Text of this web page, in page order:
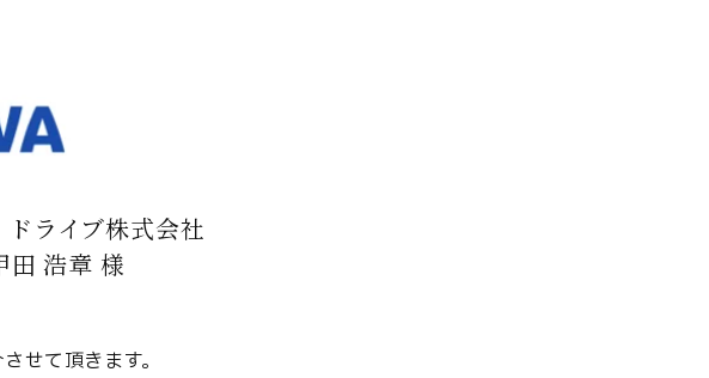
ライブ株式会社
浩章 様
せて頂きます。